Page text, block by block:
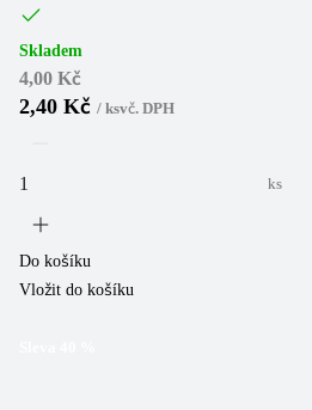
Skladem
4,00 Kč
2,40 Kč / ksvč. DPH
ks
Do košíku
Vložit do košíku